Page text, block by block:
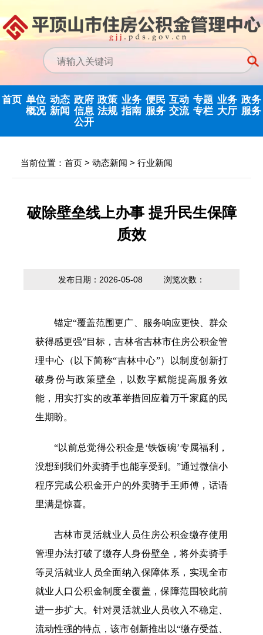
首页 单位
概况
中心领导
决策机构
动态
新闻
行业新闻
政府
信息
公开
信息公开制度
政府信息公开
年度报告
法定主动公开
政策
法规
国家政策法规
省级政策法规
市中心政策法
政策解读
业务
指南
提取业务指南
贷款业务指南
便民
服务
利率公告
常见问题
互动
交流
互动反馈
意见征集
专题
专栏
纪检监察
优化营商环境
业务
大厅
省政务
政务
服务
当前位置： 首页 > 动态新闻 > 行业新闻
破除壁垒线上办事 提升民生保障
质效
发布日期：2026-05-08 浏览次数：
锚定“覆盖范围更广、服务响应更快、群众
获得感更强”目标，吉林省吉林市住房公积金管
理中心（以下简称“吉林中心”）以制度创新打
破身份与政策壁垒，以数字赋能提高服务效
能，用实打实的改革举措回应着万千家庭的民
生期盼。
“以前总觉得公积金是‘铁饭碗’专属福利，
没想到我们外卖骑手也能享受到。”通过微信小
程序完成公积金开户的外卖骑手王师傅，话语
里满是惊喜。
吉林市灵活就业人员住房公积金缴存使用
管理办法打破了缴存人身份壁垒，将外卖骑手
等灵活就业人员全面纳入保障体系，实现全市
就业人口公积金制度全覆盖，保障范围较此前
进一步扩大。针对灵活就业人员收入不稳定、
流动性强的特点，该市创新推出以“缴存受益、